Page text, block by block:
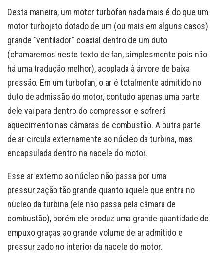
Desta maneira, um motor turbofan nada mais é do que um
motor turbojato dotado de um (ou mais em alguns casos)
grande “ventilador” coaxial dentro de um duto
(chamaremos neste texto de fan, simplesmente pois não
há uma tradução melhor), acoplada à árvore de baixa
pressão. Em um turbofan, o ar é totalmente admitido no
duto de admissão do motor, contudo apenas uma parte
dele vai para dentro do compressor e sofrerá
aquecimento nas câmaras de combustão. A outra parte
de ar circula externamente ao núcleo da turbina, mas
encapsulada dentro na nacele do motor.
Esse ar externo ao núcleo não passa por uma
pressurização tão grande quanto aquele que entra no
núcleo da turbina (ele não passa pela câmara de
combustão), porém ele produz uma grande quantidade de
empuxo graças ao grande volume de ar admitido e
pressurizado no interior da nacele do motor.